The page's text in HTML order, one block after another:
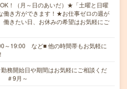
！（月～日のあいだ）★「土曜と日曜
働き方ができます！★お仕事ゼロの週が
働きたい日、お休みの希望はお気軽にご
～19:00 など■ 他の時間帯もお気軽に
開始日や期間はお気軽にご相談くだ
＃9月～